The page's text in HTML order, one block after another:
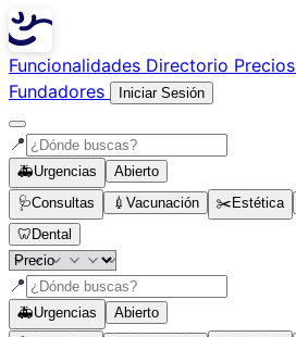
Funcionalidades Directorio Precios
Fundadores
Iniciar Sesión
📍
🚑Urgencias
Abierto
🩺Consultas 💉 Vacunación ✂️ Estética
🦷 Dental
📍
🚑Urgencias
Abierto